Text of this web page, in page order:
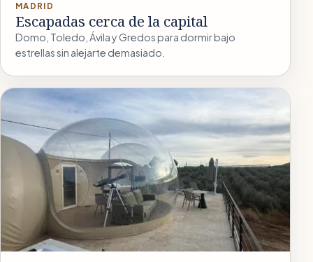
MADRID
Escapadas cerca de la capital
Domo, Toledo, Ávila y Gredos para dormir bajo
estrellas sin alejarte demasiado.